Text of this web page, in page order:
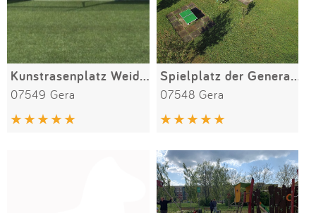
Kunstrasenplatz Weidenstraße
07549 Gera
Spielplatz der Generationen mit Baumlehrpfad
07548 Gera